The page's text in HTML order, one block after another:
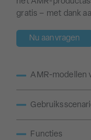
gratis – met dank
Nu aanvragen
AMR-modellen
Functies